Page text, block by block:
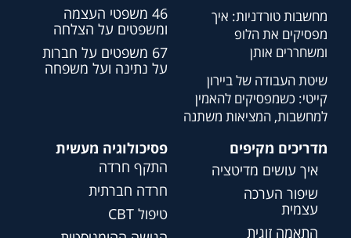
מחשבות טורדניות: איך
מפסיקים את הלופ
ומשחררים אותן
שיטת העבודה של ביירון
קייטי: כשמפסיקים להאמין
למחשבות, המציאות משתנה
46 משפטי העצמה
ומשפטים על הצלחה
67 משפטים על חברות
על נתינה ועל משפחה
מדריכים מקיפים
איך עושים מדיטציה
שיפור הערכה
עצמית
התאמה זוגית
פסיכולוגיה מעשית
התקף חרדה
חרדה חברתית
טיפול CBT